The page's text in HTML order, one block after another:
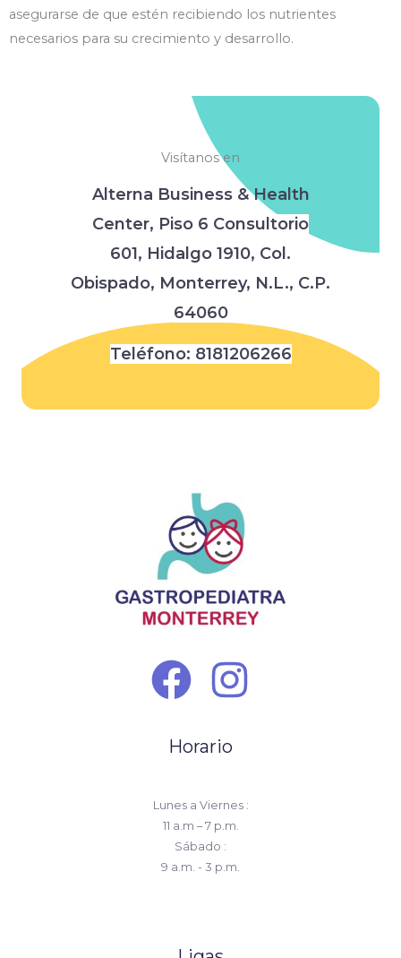
asegurarse de que estén recibiendo los nutrientes
necesarios para su crecimiento y desarrollo.
Visítanos en
Alterna Business & Health
Center, Piso 6 Consultorio
601, Hidalgo 1910, Col.
Obispado, Monterrey, N.L., C.P.
64060
Teléfono: 8181206266
Horario
Lunes a Viernes :
11 a.m – 7 p.m.
Sábado :
9 a.m. - 3 p.m.